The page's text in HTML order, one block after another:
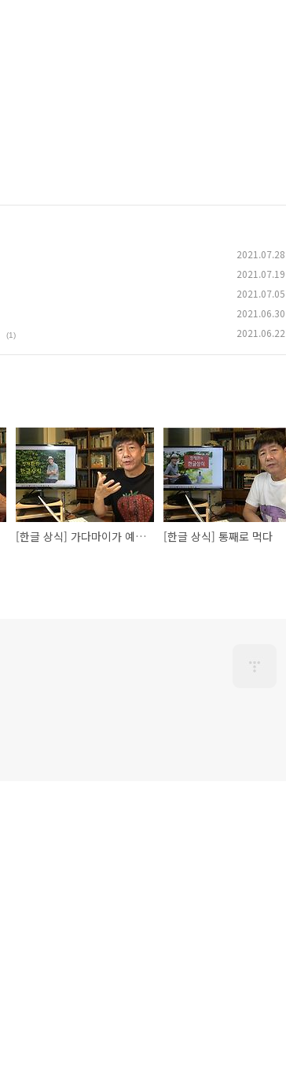
2021.07.28
2021.07.19
2021.07.05
2021.06.30
(1) 2021.06.22
[한글 상식] 가다마이가 예술이군요 [한글 상식] 통째로 먹다